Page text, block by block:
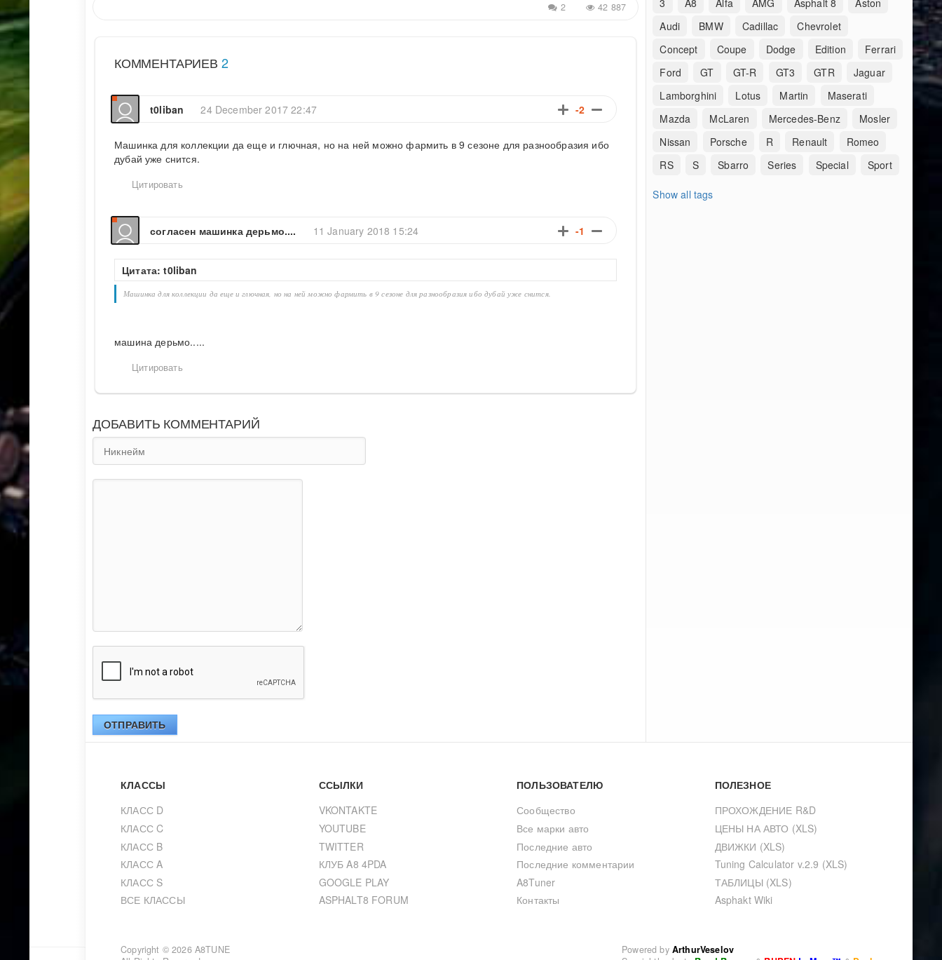
2 42 887
КОММЕНТАРИЕВ 2
t0liban 24 December 2017 22:47 -2
Машинка для коллекции да еще и глючная, но на ней можно фармить в 9 сезоне для разнообразия ибо
дубай уже снится.
Цитировать
согласен машинка дерьмо.... 11 January 2018 15:24 -1
Цитата: t0liban
Машинка для коллекции да еще и глючная, но на ней можно фармить в 9 сезоне для разнообразия ибо дубай уже снится.
машина дерьмо.....
Цитировать
ДОБАВИТЬ КОММЕНТАРИЙ
ОТПРАВИТЬ
3 A8 Alfa AMG Asphalt 8
Aston
Audi
BMW Cadillac
Chevrolet
Concept
Coupe Dodge Edition
Ferrari
Ford
GT GT-R GT3 GTR
Jaguar
Lamborghini
Lotus Martin
Maserati
Mazda
McLaren Mercedes-Benz
Mosler
Nissan
Porsche R Renault
Romeo
RS
S Sbarro Series Special Sport
Show all tags
КЛАССЫ
КЛАСС D
КЛАСС C
КЛАСС B
КЛАСС A
КЛАСС S
ВСЕ КЛАССЫ
ССЫЛКИ
VKONTAKTE
YOUTUBE
TWITTER
КЛУБ A8 4PDA
GOOGLE PLAY
ASPHALT8 FORUM
ПОЛЬЗОВАТЕЛЮ
Сообщество
Все марки авто
Последние авто
Последние комментарии
A8Tuner
Контакты
ПОЛЕЗНОЕ
ПРОХОЖДЕНИЕ R&D
ЦЕНЫ НА АВТО (XLS)
ДВИЖКИ (XLS)
Tuning Calculator v.2.9 (XLS)
ТАБЛИЦЫ (XLS)
Asphakt Wiki
Copyright © 2026 A8TUNE
Powered by ArthurVeselov